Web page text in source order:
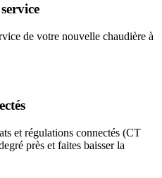
de votre nouvelle chaudière à
et régulations connectés (CT
près et faites baisser la